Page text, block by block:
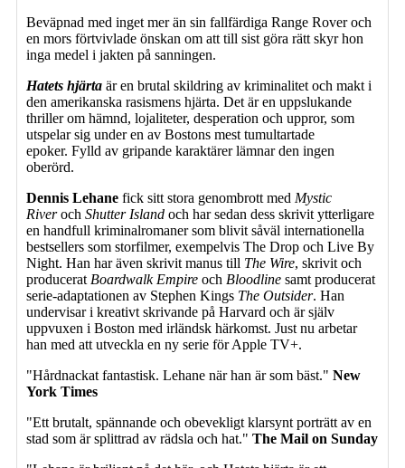
Beväpnad med inget mer än sin fallfärdiga Range Rover och
en mors förtvivlade önskan om att till sist göra rätt skyr hon
inga medel i jakten på sanningen.
Hatets hjärta är en brutal skildring av kriminalitet och makt i
den amerikanska rasismens hjärta. Det är en uppslukande
thriller om hämnd, lojaliteter, desperation och uppror, som
utspelar sig under en av Bostons mest tumultartade
epoker. Fylld av gripande karaktärer lämnar den ingen
oberörd.
Dennis Lehane fick sitt stora genombrott med Mystic
Riveroch Shutter Island och har sedan dess skrivit ytterligare
en handfull kriminalromaner som blivit såväl internationella
bestsellers som storfilmer, exempelvis The Drop och Live By
Night. Han har även skrivit manus till The Wire, skrivit och
producerat Boardwalk Empire och Bloodline samt producerat
serie-adaptationen av Stephen Kings The Outsider. Han
undervisar i kreativt skrivande på Harvard och är själv
uppvuxen i Boston med irländsk härkomst. Just nu arbetar
han med att utveckla en ny serie för Apple TV+.
"Hårdnackat fantastisk. Lehane när han är som bäst." New
York Times
"Ett brutalt, spännande och obevekligt klarsynt porträtt av en
stad som är splittrad av rädsla och hat." The Mail on Sunday